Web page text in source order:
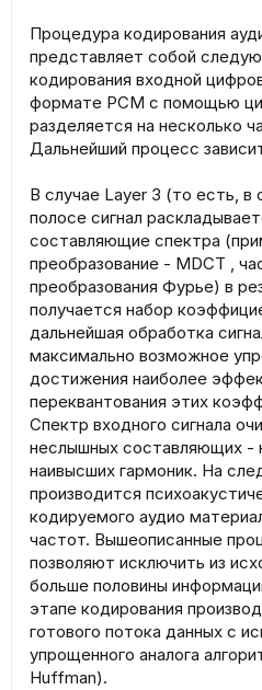
Процедура кодирования
представляет собой
кодирования входной
формате PCM с помощью
разделяется на несколько
Дальнейший процесс
В случае Layer 3 (то есть, в
полосе сигнал
составляющие спектра
преобразование - MDCT ,
преобразования Фурье) в
получается набор
дальнейшая обработка
максимально возможное
достижения наиболее
переквантования этих
Спектр входного сигнала
неслышных составляющих -
наивысших гармоник. На
производится
кодируемого аудио
частот. Вышеописанные
позволяют исключить из
больше половины
этапе кодирования
готового потока данных с
упрощенного аналога
Huffman).